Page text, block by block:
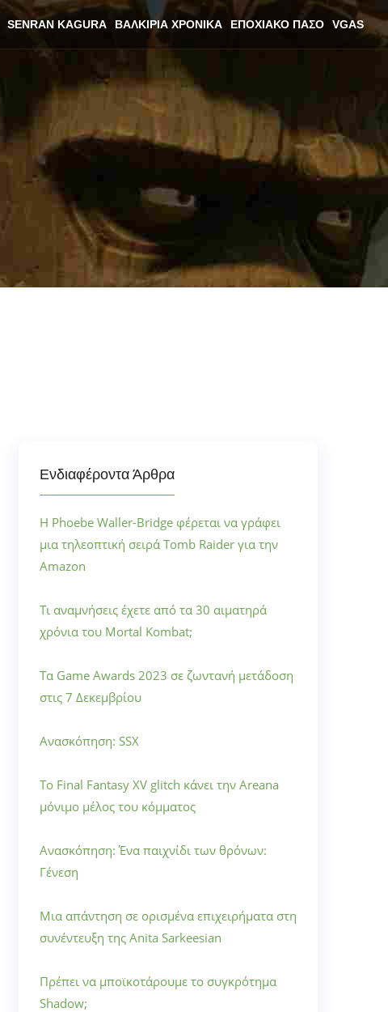
SENRAN KAGURA ΒΑΛΚΊΡΙΑ ΧΡΟΝΙΚΆ ΕΠΟΧΙΑΚΌ ΠΆΣΟ VGAS
Ενδιαφέροντα Άρθρα
Η Phoebe Waller-Bridge φέρεται να γράφει
μια τηλεοπτική σειρά Tomb Raider για την
Amazon
Τι αναμνήσεις έχετε από τα 30 αιματηρά
χρόνια του Mortal Kombat;
Τα Game Awards 2023 σε ζωντανή μετάδοση
στις 7 Δεκεμβρίου
Ανασκόπηση: SSX
Το Final Fantasy XV glitch κάνει την Areana
μόνιμο μέλος του κόμματος
Ανασκόπηση: Ένα παιχνίδι των θρόνων:
Γένεση
Μια απάντηση σε ορισμένα επιχειρήματα στη
συνέντευξη της Anita Sarkeesian
Πρέπει να μποϊκοτάρουμε το συγκρότημα
Shadow;